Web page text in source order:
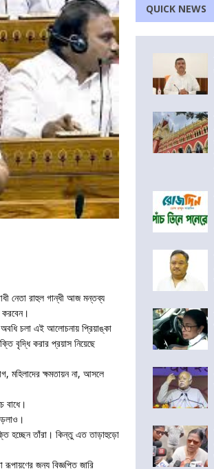
নেতা রাহুল গান্ধী আজ মন্তব্য
করবেন।
চলা এই আলোচনায় প্রিয়াঙ্কা
বৃদ্ধি করার প্রয়াস নিয়েছে
মহিলাদের ক্ষমতায়ন না, আসলে
বাধে।
হচ্ছেন তাঁরা। কিন্তু এত তাড়াহুড়ো
জন্য বিজ্ঞপ্তি জারি
QUICK NEWS